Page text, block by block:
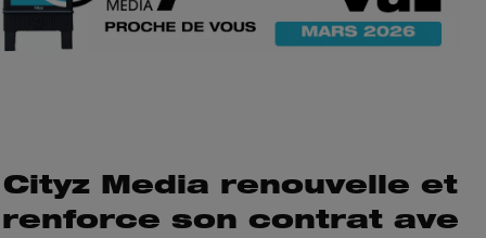
Cityz Media renouvelle et
renforce son contrat ave